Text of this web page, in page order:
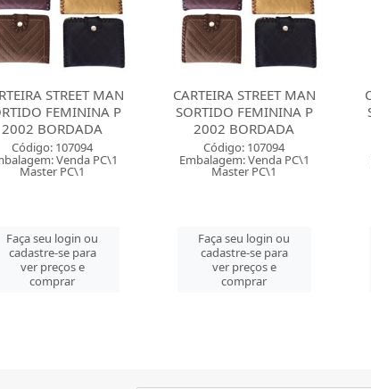
STREET MAN
FEMININA P
2002 BORDADA
Código: 107094
Venda PC\1
Master PC\1
Faça seu login ou
cadastre-se para
ver preços e
comprar
CARTEIRA STREET MAN
SORTIDO FEMININA P
2002 BORDADA
Código: 107094
Embalagem: Venda PC\1
Master PC\1
Faça seu login ou
cadastre-se para
ver preços e
comprar